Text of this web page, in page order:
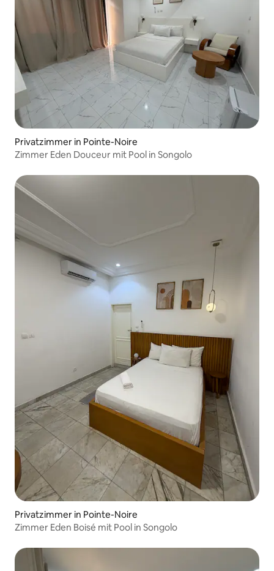
Privatzimmer in Pointe-Noire
Zimmer Eden Douceur mit Pool in Songolo
Privatzimmer in Pointe-Noire
Zimmer Eden Boisé mit Pool in Songolo